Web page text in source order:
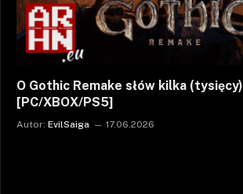
O Gothic Remake słów kilka (tysięcy)
[PC/XBOX/PS5]
Autor: EvilSaiga 17.06.2026